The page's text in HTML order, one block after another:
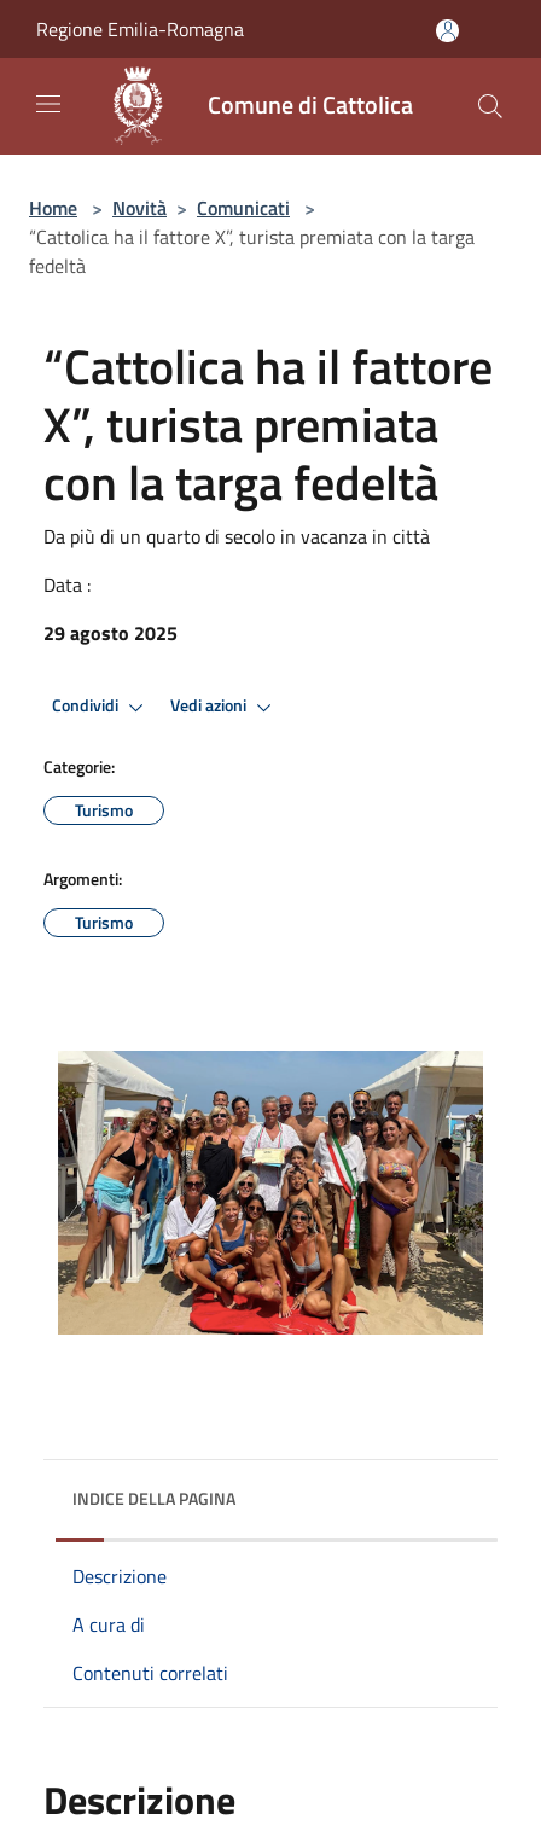
Regione Emilia-Romagna
Comune di Cattolica
Home > Novità > Comunicati >
“Cattolica ha il fattore X”, turista premiata con la targa
fedeltà
“Cattolica ha il fattore
X”, turista premiata
con la targa fedeltà
Da più di un quarto di secolo in vacanza in città
Data :
29 agosto 2025
Condividi Vedi azioni
Categorie:
Turismo
Argomenti:
Turismo
INDICE DELLA PAGINA
Descrizione
A cura di
Contenuti correlati
Descrizione